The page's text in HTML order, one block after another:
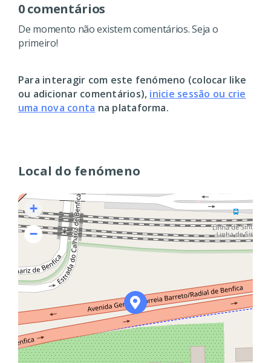
Local do fenómeno
+
−
0 comentários
De momento não existem comentários. Seja o
primeiro!
Para interagir com este fenómeno (colocar like
ou adicionar comentários), inicie sessão ou crie
uma nova conta na plataforma.